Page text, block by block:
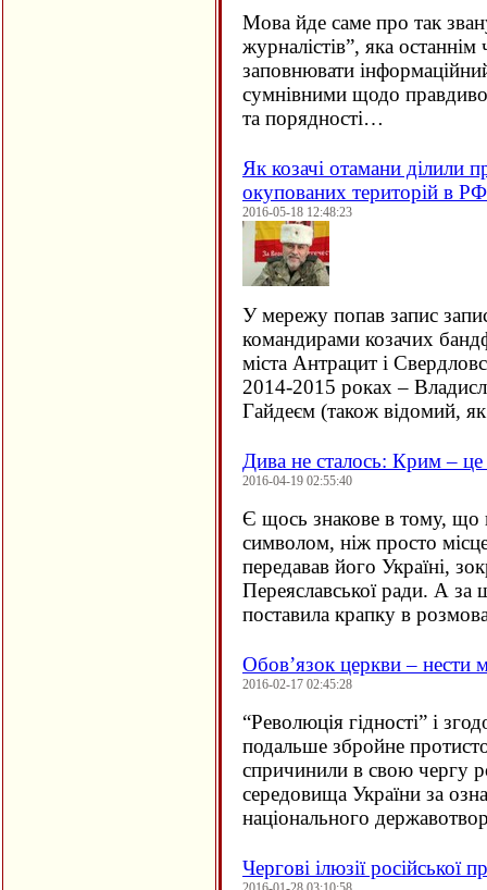
Мова йде саме про так
журналістів”, яка
заповнювати
сумнівними щодо
та порядності…
Як козачі отамани ділили
окупованих територій в РФ
2016-05-18 12:48:23
У мережу попав запис
командирами козачих
міста Антрацит і
2014-2015 роках –
Гайдеєм (також відомий,
Дива не сталось: Крим – це
2016-04-19 02:55:40
Є щось знакове в тому, що
символом, ніж просто
передавав його Україні,
Переяславської ради. А за
поставила крапку в
Обов’язок церкви – нести
2016-02-17 02:45:28
“Революція гідності” і
подальше збройне
спричинили в свою чергу
середовища України за
національного
Чергові ілюзії російської